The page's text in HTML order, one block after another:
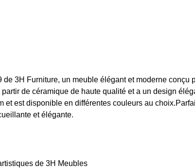
3H Furniture, un meuble élégant et moderne
de céramique de haute qualité et a un design
est disponible en différentes couleurs au
et élégante.
de 3H Meubles